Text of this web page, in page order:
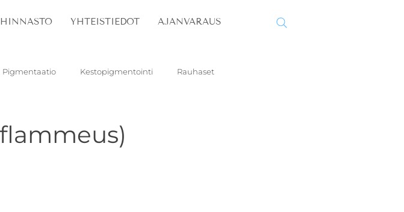
HINNASTO YHTEISTIEDOT AJANVARAUS
Pigmentaatio Kestopigmentointi Rauhaset